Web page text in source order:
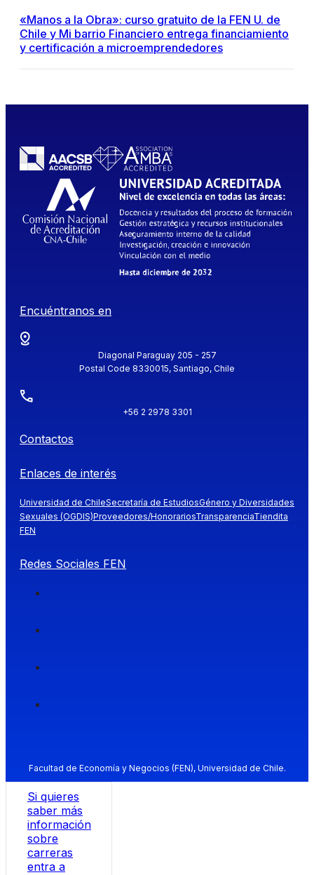
«Manos a la Obra»: curso gratuito de la FEN U. de
Chile y Mi barrio Financiero entrega financiamiento
y certificación a microemprendedores
Encuéntranos en
Diagonal Paraguay 205 - 257
Postal Code 8330015, Santiago, Chile
+56 2 2978 3301
Contactos
Enlaces de interés
Universidad de ChileSecretaría de EstudiosGénero y Diversidades
Sexuales (OGDIS)Proveedores/HonorariosTransparenciaTiendita
FEN
Redes Sociales FEN
Facultad de Economía y Negocios (FEN), Universidad de Chile.
Si quieres
saber más
información
sobre
carreras
entra a